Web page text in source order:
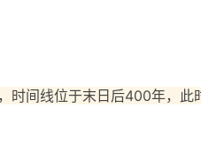
时间线位于末日后400年，此